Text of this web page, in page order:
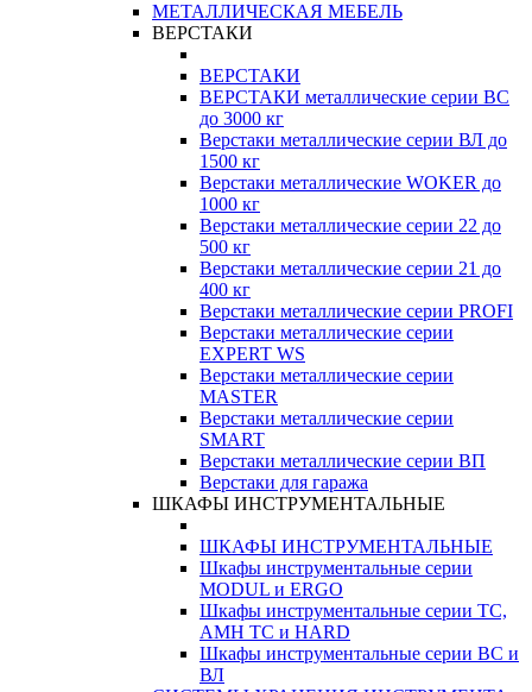
МЕТАЛЛИЧЕСКАЯ МЕБЕЛЬ
ВЕРСТАКИ
ВЕРСТАКИ
ВЕРСТАКИ металлические серии ВС
до 3000 кг
Верстаки металлические серии ВЛ до
1500 кг
Верстаки металлические WOKER до
1000 кг
Верстаки металлические серии 22 до
500 кг
Верстаки металлические серии 21 до
400 кг
Верстаки металлические серии PROFI
Верстаки металлические серии
EXPERT WS
Верстаки металлические серии
MASTER
Верстаки металлические серии
SMART
Верстаки металлические серии ВП
Верстаки для гаража
ШКАФЫ ИНСТРУМЕНТАЛЬНЫЕ
ШКАФЫ ИНСТРУМЕНТАЛЬНЫЕ
Шкафы инструментальные серии
MODUL и ERGO
Шкафы инструментальные серии ТС,
АМН ТС и HARD
Шкафы инструментальные серии ВС и
ВЛ